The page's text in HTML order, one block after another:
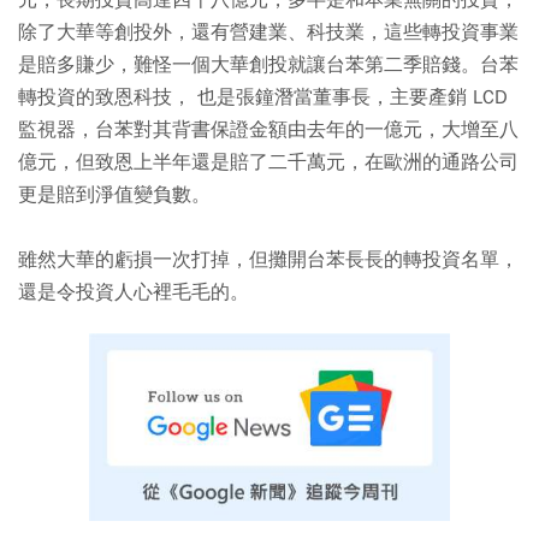
除了大華等創投外，還有營建業、科技業，這些轉投資事業
是賠多賺少，難怪一個大華創投就讓台苯第二季賠錢。台苯
轉投資的致恩科技， 也是張鐘潛當董事長，主要產銷 LCD
監視器，台苯對其背書保證金額由去年的一億元，大增至八
億元，但致恩上半年還是賠了二千萬元，在歐洲的通路公司
更是賠到淨值變負數。
雖然大華的虧損一次打掉，但攤開台苯長長的轉投資名單，
還是令投資人心裡毛毛的。